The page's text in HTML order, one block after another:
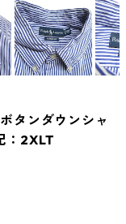
タンダウンシャ
：2XLT